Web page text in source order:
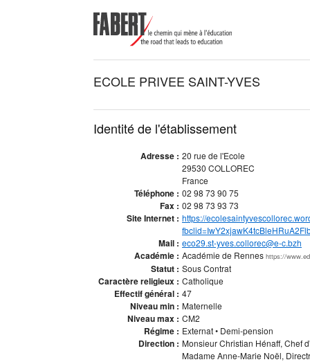
ECOLE PRIVEE SAINT-YVES
Identité de l'établissement
Adresse : 20 rue de l'Ecole
29530 COLLOREC
France
Téléphone : 02 98 73 90 75
Fax : 02 98 73 93 73
Site Internet : https://
Mail : eco29.st-yves.collorec@e-c.bzh
Académie : Académie de Rennes https://
Statut : Sous Contrat
Caractère religieux : Catholique
Effectif général : 47
Niveau min : Maternelle
Niveau max : CM2
Régime : Externat • Demi-pension
Direction : Monsieur Christian Hénaff, Chef
Madame Anne-Marie Noël,